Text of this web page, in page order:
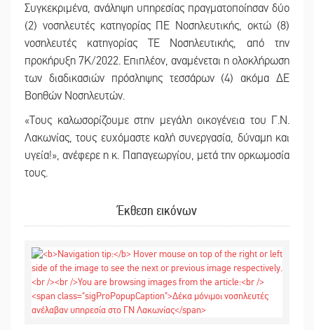
Συγκεκριμένα, ανάληψη υπηρεσίας πραγματοποίησαν δύο
(2) νοσηλευτές κατηγορίας ΠΕ Νοσηλευτικής, οκτώ (8)
νοσηλευτές κατηγορίας ΤΕ Νοσηλευτικής, από την
προκήρυξη 7Κ/2022. Επιπλέον, αναμένεται η ολοκλήρωση
των διαδικασιών πρόσληψης τεσσάρων (4) ακόμα ΔΕ
Βοηθών Νοσηλευτών.
«Τους καλωσορίζουμε στην μεγάλη οικογένεια του Γ.Ν.
Λακωνίας, τους ευχόμαστε καλή συνεργασία, δύναμη και
υγεία!», ανέφερε η κ. Παπαγεωργίου, μετά την ορκωμοσία
τους.
Έκθεση εικόνων